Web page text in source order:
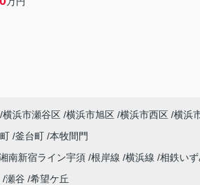
横浜市瀬谷区 横浜市旭区 横浜市西区 横浜
釜台町 本牧間門
南新宿ライン宇須 根岸線 横浜線 相鉄い
瀬谷 希望ケ丘